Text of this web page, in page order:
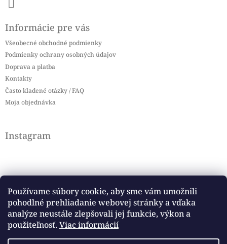
Používame súbory cookie, aby sme vám umožnili
pohodlné prehliadanie webovej stránky a vďaka
analýze neustále zlepšovali jej funkcie, výkon a
použiteľnosť. Viac informácií
Informácie pre vás
Všeobecné obchodné podmienky
Podmienky ochrany osobných údajov
Doprava a platba
Kontakty
Často kladené otázky / FAQ
Moja objednávka
Instagram
Sledovať na Instagrame
Facebook